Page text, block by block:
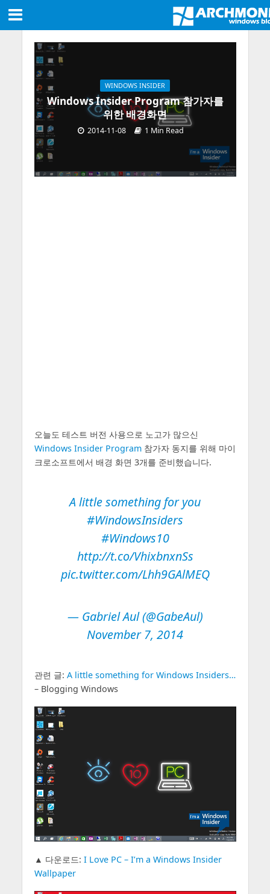
WINDOWS INSIDER
Windows Insider Program 참가자를
위한 배경화면
2014-11-08 1 Min Read
오늘도 테스트 버전 사용으로 노고가 많으신
Windows Insider Program참가자 동지를 위해 마이
크로소프트에서 배경 화면 3개를 준비했습니다.
A little something for you
#WindowsInsiders
#Windows10
http://t.co/VhixbnxnSs
pic.twitter.com/Lhh9GAlMEQ
— Gabriel Aul (@GabeAul)
November 7, 2014
관련 글: A little something for Windows Insiders…
– Blogging Windows
▲ 다운로드: I Love PC – I’m a Windows Insider
Wallpaper